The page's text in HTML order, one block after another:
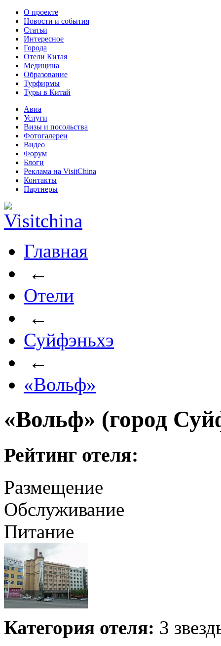
О проекте
Новости и события
Статьи
Интересное
Города
Отели Китая
Медицина
Образование
Турфирмы
Туры в Китай
Авиа
Услуги
Визы и посольства
Фотогалереи
Видео
Форум
Блоги
Реклама на VisitChina
Контакты
Партнеры
Главная
←
Отели
←
Суйфэньхэ
←
«Вольф»
«Вольф» (город
Рейтинг отеля:
Размещение
Обслуживание
Питание
Категория отеля: 3